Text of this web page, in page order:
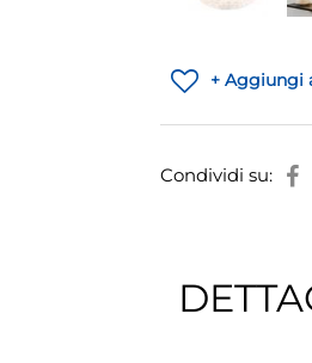
+ Aggiungi
Condividi su: